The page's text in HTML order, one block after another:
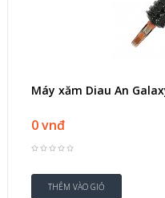
Máy xăm Diau An
0 vnđ